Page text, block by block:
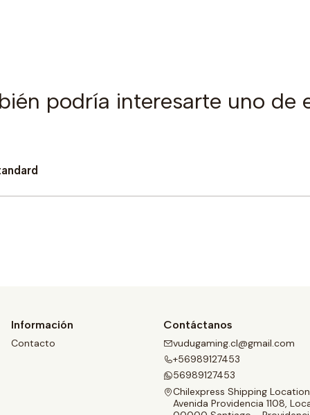
podría interesarte uno de
Información
Contacto
Contáctanos
vudugaming.cl@gmail.com
+56989127453
56989127453
Chilexpress Shipping Location
Avenida Providencia 1108,